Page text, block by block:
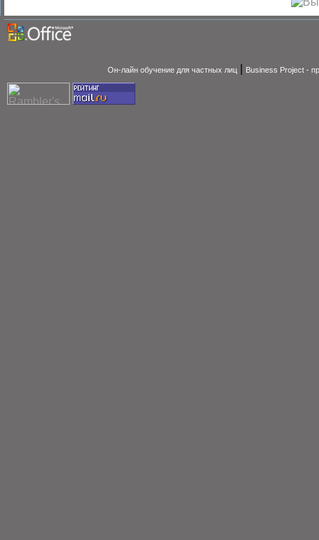
Он-лайн обучение для частных лиц| Business Project -